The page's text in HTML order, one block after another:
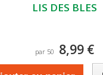
LIS DES BLES
par 50 8,99 €